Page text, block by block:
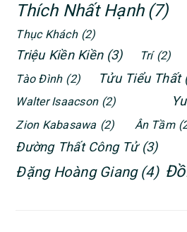
Thích Nhất Hạnh (7)
Thục Khách (2)
Triệu Kiền Kiền (3) Trí (2)
Tào Đình (2) Tửu Tiểu Thất
Walter Isaacson (2)
Zion Kabasawa (2) Ân Tầm
Đường Thất Công Tử (3)
Đặng Hoàng Giang (4)